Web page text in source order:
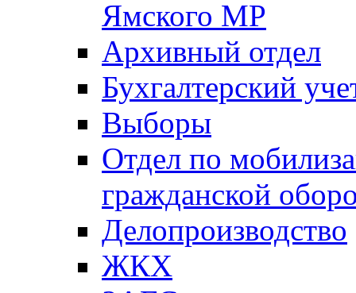
Ямского МР
Архивный отдел
Бухгалтерский
Выборы
Отдел по
гражданской
Делопроизводство
ЖКХ